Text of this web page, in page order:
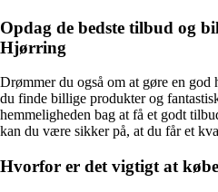
Opdag de bedste tilbud og
Hjørring
Drømmer du også om at gøre en
du finde billige produkter og
hemmeligheden bag at få et godt
kan du være sikker på, at du får et
Hvorfor er det vigtigt at